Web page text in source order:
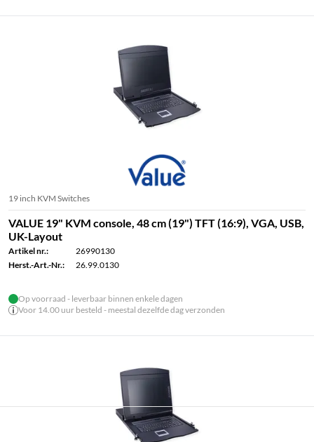
19 inch KVM Switches
VALUE 19" KVM console, 48 cm (19") TFT (16:9), VGA, USB,
UK-Layout
Artikel nr.:
26990130
Herst.-Art.-Nr.:
26.99.0130
Op voorraad - leverbaar binnen enkele dagen
Voor 14.00 uur besteld - meestal dezelfde dag verzonden